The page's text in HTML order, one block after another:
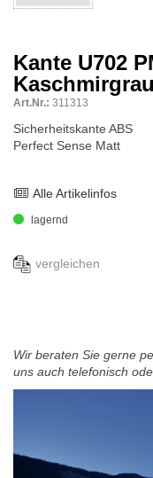
Kante U702
Kaschmirgrau
Art.Nr.: 311313
Sicherheitskante ABS
Perfect Sense Matt
Alle Artikelinfos
lagernd
vergleichen
Wir beraten Sie gerne
uns auch telefonisch